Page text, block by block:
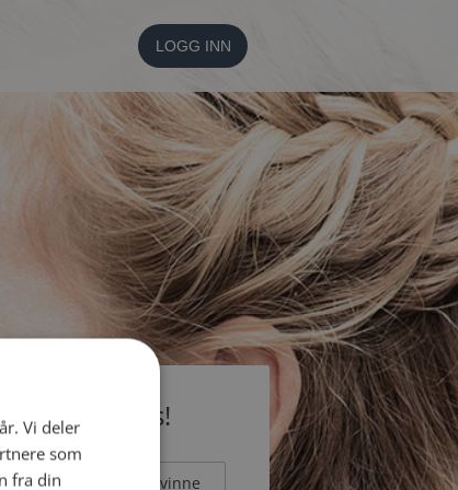
LOGG INN
gratis!
Mann Kvinne
Vi deler
som
fra din